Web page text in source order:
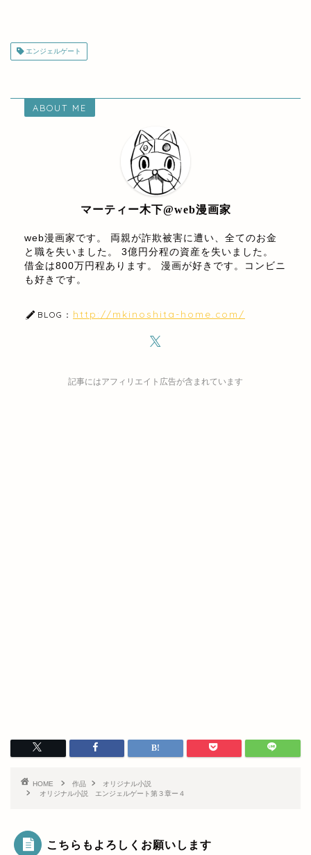
エンジェルゲート
ABOUT ME
マーティー木下@web漫画家
web漫画家です。 両親が詐欺被害に遭い、全てのお金
と職を失いました。 3億円分程の資産を失いました。
借金は800万円程あります。 漫画が好きです。コンビニ
も好きです。
BLOG： http://mkinoshita-home.com/
記事にはアフィリエイト広告が含まれています
HOME 作品
オリジナル小説
オリジナル小説 エンジェルゲート第３章ー４
こちらもよろしくお願いします